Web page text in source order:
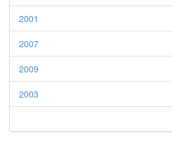
2001
2007
2009
2003